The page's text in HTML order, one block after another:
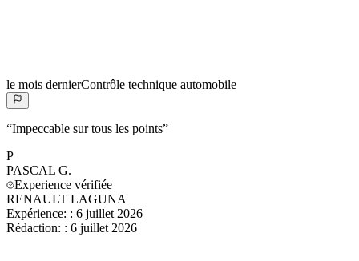
le mois dernierContrôle technique automobile
“Impeccable sur tous les points”
P
PASCAL G.
Experience vérifiée
RENAULT LAGUNA
Expérience: : 6 juillet 2026
Rédaction: : 6 juillet 2026